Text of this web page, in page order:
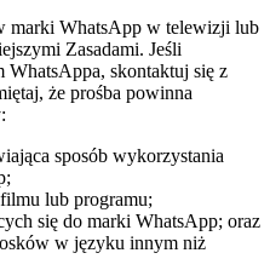
marki WhatsApp w telewizji lub
Zasadami. Jeśli
WhatsAppa, skontaktuj się z
że prośba powinna
sposób wykorzystania
lub programu;
się do marki WhatsApp; oraz
w języku innym niż